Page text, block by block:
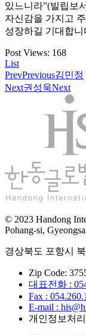
있느니라”(빌립보
자신감을 가지고
성장하길 기대합니
Post Views: 168
List
PrevPrevious김민정
Next권성욱Next
© 2023 Handong
Pohang-si,
경상북도 포항시
Zip Code:
대표전화 :
Fax :
E-mail :
개인정보처